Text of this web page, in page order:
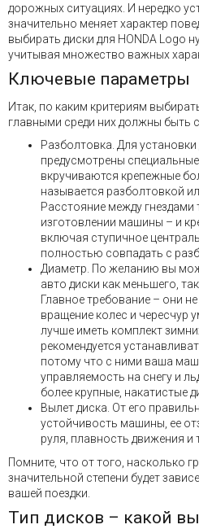
дорожных ситуациях. И нередко
значительно меняет характер
выбирать диски для HONDA Logo
учитывая множество важных
Ключевые параметры
Итак, по каким критериям
главными среди них должны быть
Разболтовка. Для
предусмотрены
вкручиваются крепежные
называется разболтовкой
Расстояние между
изготовлении машины – и
включая ступичное
полностью совпадать с
Диаметр. По желанию вы
авто диски как меньшего,
Главное требование – они
вращение колес и чересчур
лучше иметь комплект
рекомендуется
потому что с ними ваша
управляемость на снегу и
более крупные, накатистые
Вылет диска. От его
устойчивость машины, ее
руля, плавность движения и
Помните, что от того, насколько
значительной степени будет
вашей поездки.
Тип дисков – какой